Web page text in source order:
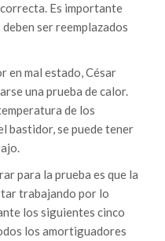
Es importante
ser reemplazados
en mal estado, César
una prueba de calor.
de los
bastidor, se puede tener
para la prueba es que la
trabajando por lo
los siguientes cinco
los amortiguadores